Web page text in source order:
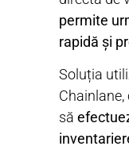
permite
rapidă și
Soluția
să